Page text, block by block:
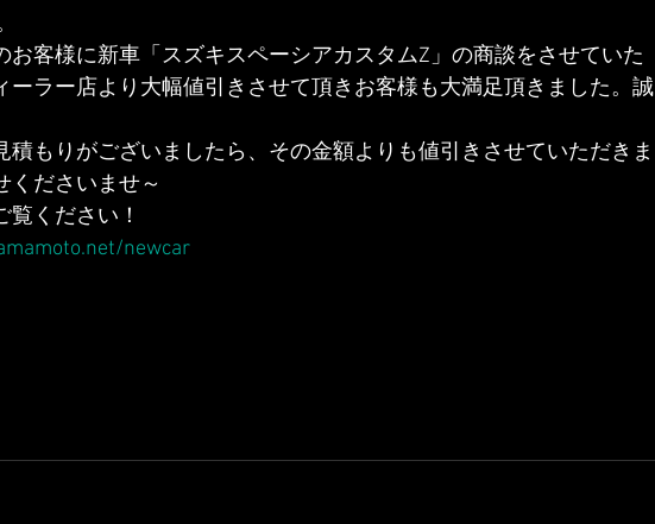
お客様に新車「スズキスペーシアカスタムZ」の商談をさせていた
ーラー店より大幅値引きさせて頂きお客様も大満足頂きました。誠
積もりがございましたら、その金額よりも値引きさせていただきま
くださいませ～
ください！
newcar